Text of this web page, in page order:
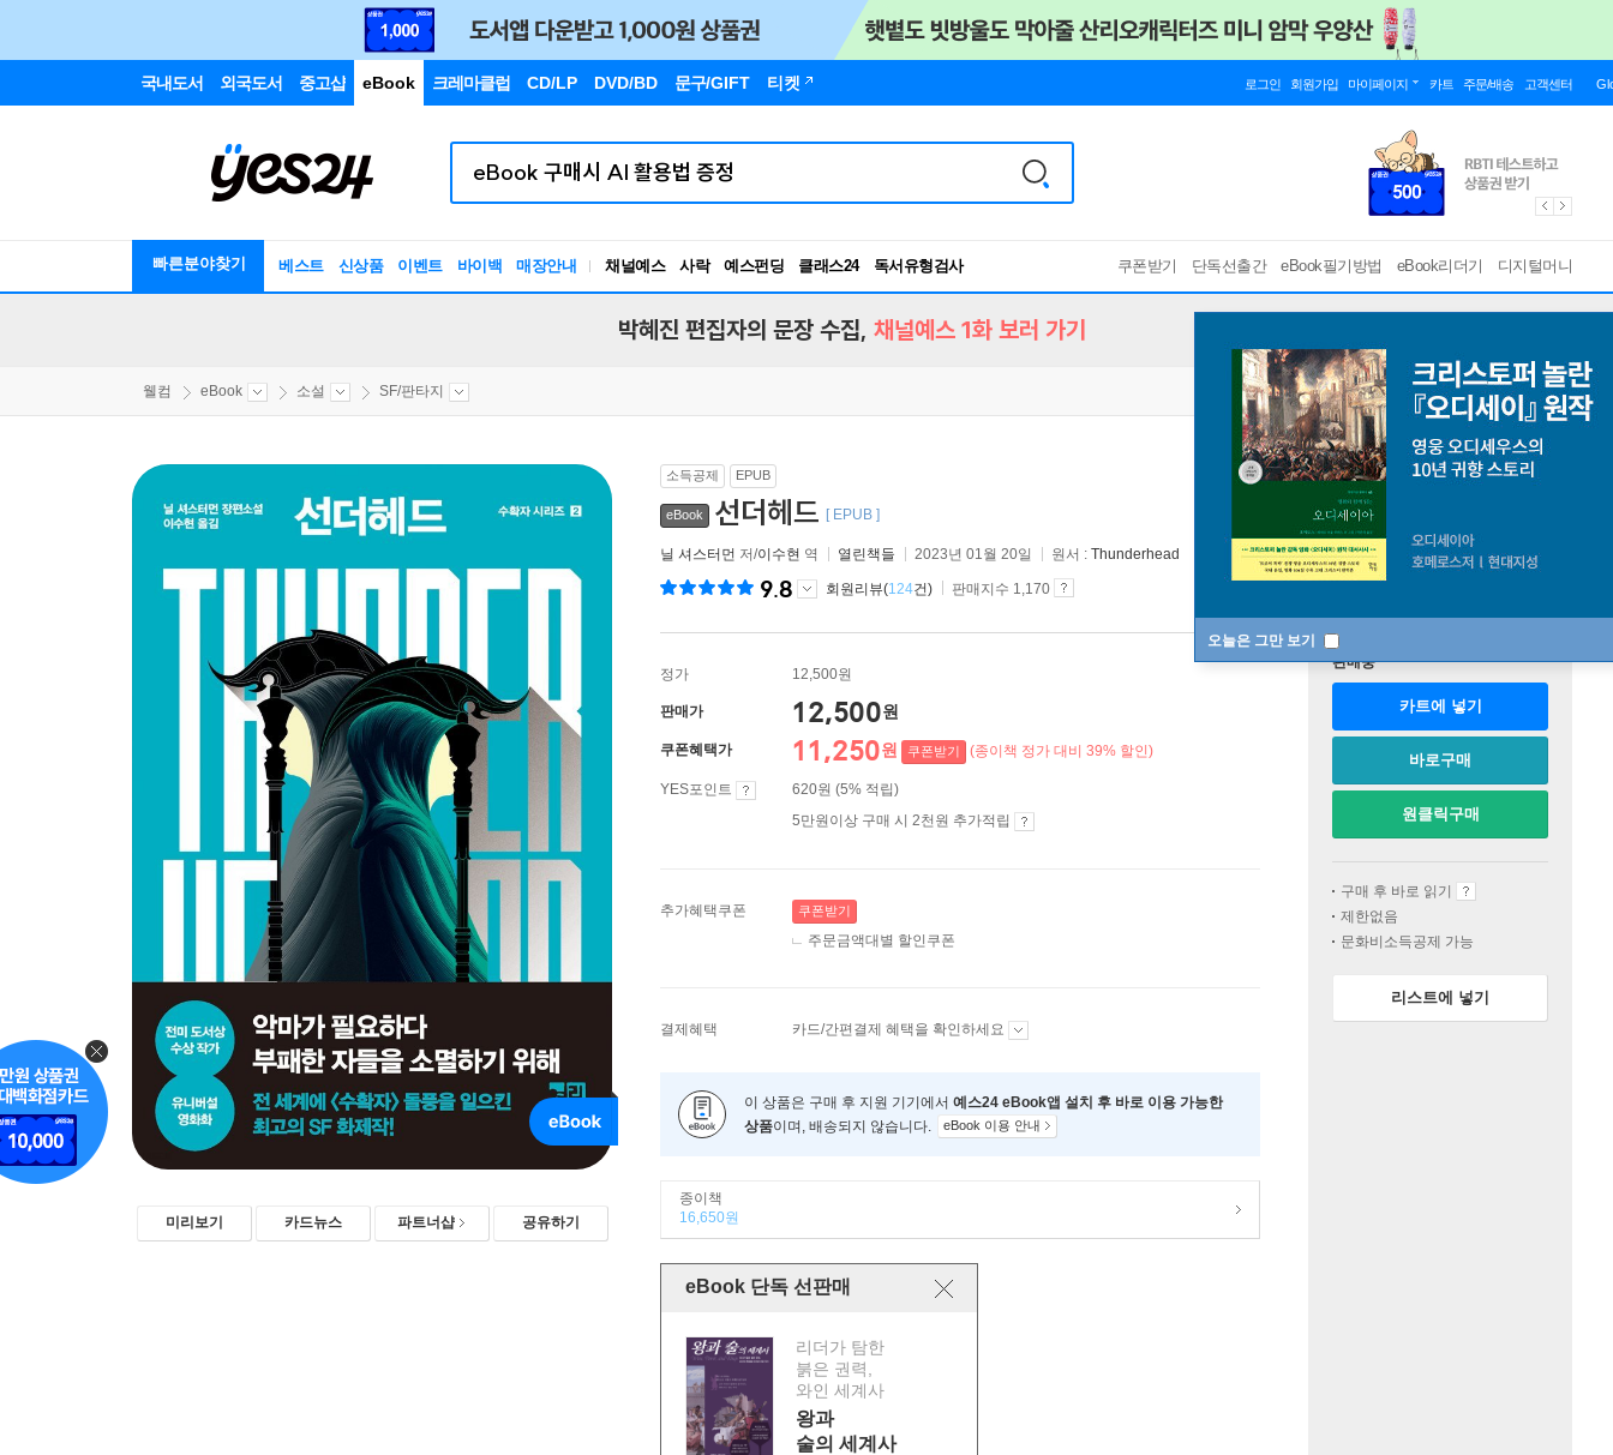
국내도서 외국도서 중고샵 eBook 크레마클럽 CD/LP DVD/BD 문구/GIFT 티켓 로그인 회원가입 마이페이지 카트 주문/배송 고객센터
빠른분야찾기 베스트 신상품 이벤트 바이백 매장안내 채널예스 사락 예스펀딩 클래스24
RBTI Lab
독서유형검사
쿠폰받기 단독선출간 eBook필기방법 eBook리더기 디지털머니
오늘은 그만 보기
박혜진 편집자의 문장 수집, 채널예스 1화 보러 가기
웰컴 eBook 소설 SF/판타지
미리보기 카드뉴스 파트너샵 공유하기
소득공제 EPUB
eBook 선더헤드 [ EPUB ]
닐 셔스터먼 저/이수현 역 열린책들 2023년 01월 20일 원서 : Thunderhead
9.8 회원리뷰(124건) 판매지수 1,170
정가 12,500원
판매가 12,500원
쿠폰혜택가 11,250원 쿠폰받기 (종이책 정가 대비 39% 할인)
YES포인트
620원 (5% 적립)
5만원이상 구매 시 2천원 추가적립
추가혜택쿠폰 쿠폰받기
주문금액대별 할인쿠폰
결제혜택 카드/간편결제 혜택을 확인하세요
이 상품은 구매 후 지원 기기에서 예스24 eBook앱 설치 후 바로 이용 가능한
상품이며, 배송되지 않습니다. eBook 이용 안내
종이책
16,650원
eBook 단독 선판매
리더가 탐한
붉은 권력,
와인 세계사
왕과
술의 세계사
판매중
카트에 넣기
바로구매
원클릭구매
구매 후 바로 읽기
제한없음
문화비소득공제 가능
리스트에 넣기